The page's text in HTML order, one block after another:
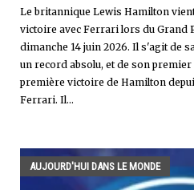
Le britannique Lewis Hamilton
victoire avec Ferrari lors du Grand
dimanche 14 juin 2026. Il s'agit de
un record absolu, et de son premier
première victoire de Hamilton
Ferrari. Il...
AUJOURD'HUI DANS LE MONDE